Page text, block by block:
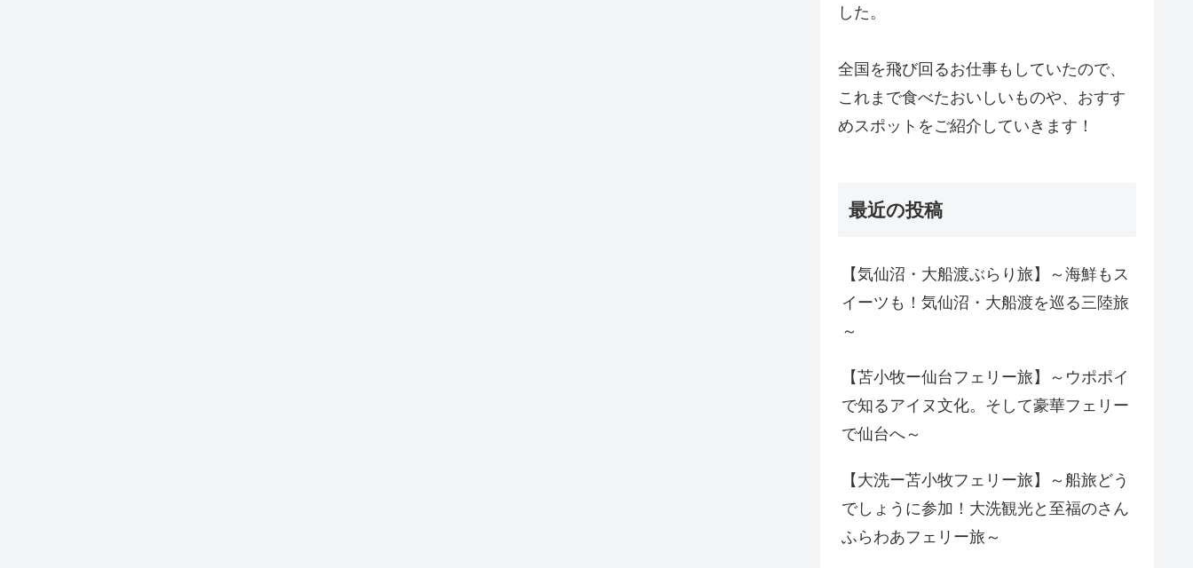
した。
全国を飛び回るお仕事もしていたので、
これまで食べたおいしいものや、おすす
めスポットをご紹介していきます！
最近の投稿
【気仙沼・大船渡ぶらり旅】～海鮮もス
イーツも！気仙沼・大船渡を巡る三陸旅
～
【苫小牧ー仙台フェリー旅】～ウポポイ
で知るアイヌ文化。そして豪華フェリー
で仙台へ～
【大洗ー苫小牧フェリー旅】～船旅どう
でしょうに参加！大洗観光と至福のさん
ふらわあフェリー旅～